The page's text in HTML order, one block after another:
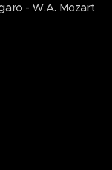
- W.A. Mozart